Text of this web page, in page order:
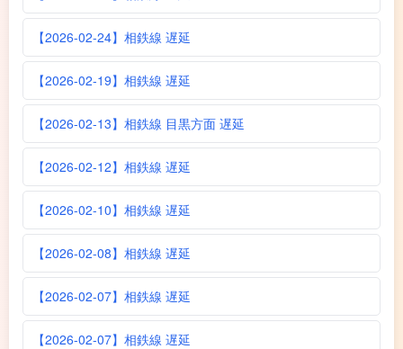
【2026-02-24】相鉄線 遅延
【2026-02-19】相鉄線 遅延
【2026-02-13】相鉄線 目黒方面 遅延
【2026-02-12】相鉄線 遅延
【2026-02-10】相鉄線 遅延
【2026-02-08】相鉄線 遅延
【2026-02-07】相鉄線 遅延
【2026-02-07】相鉄線 遅延